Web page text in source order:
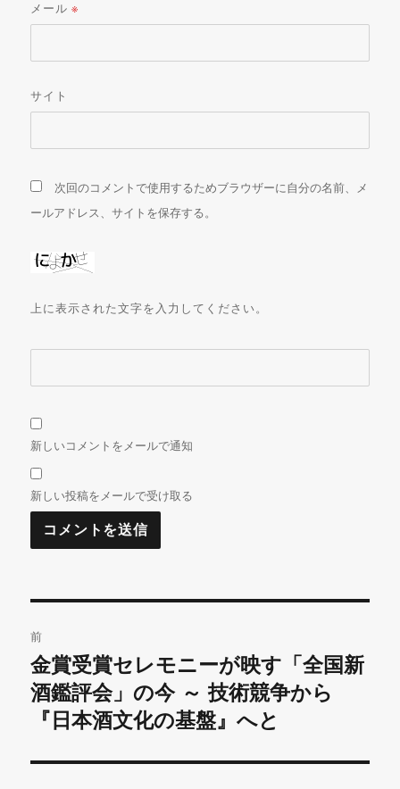
メール※
サイト
次回のコメントで使用するためブラウザーに自分の名前、メ
ールアドレス、サイトを保存する。
上に表示された文字を入力してください。
新しいコメントをメールで通知
新しい投稿をメールで受け取る
稿
ナ
ゲ
前
前
の
投
金賞受賞セレモニーが映す「全国新
酒鑑評会」の今 ～ 技術競争から
『日本酒文化の基盤』へと